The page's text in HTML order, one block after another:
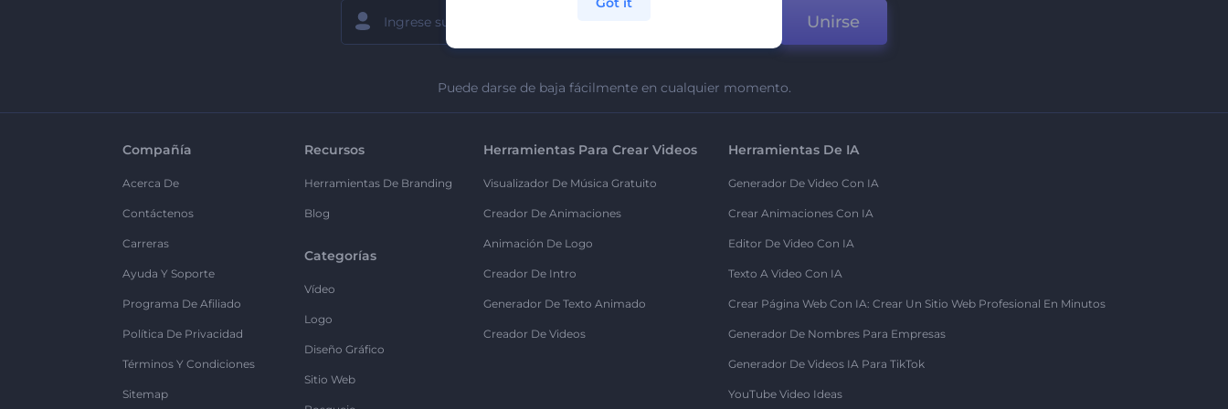
Unirse
Puede darse de baja fácilmente en cualquier momento.
Compañía
Acerca De
Contáctenos
Carreras
Ayuda Y Soporte
Programa De Afiliado
Política De Privacidad
Términos Y Condiciones
Sitemap
Recursos
Herramientas De Branding
Blog
Categorías
Vídeo
Logo
Diseño Gráfico
Sitio Web
Herramientas Para Crear Videos
Visualizador De Música Gratuito
Creador De Animaciones
Animación De Logo
Creador De Intro
Generador De Texto Animado
Creador De Videos
Herramientas De IA
Generador De Video Con IA
Crear Animaciones Con IA
Editor De Video Con IA
Texto A Video Con IA
Crear Página Web Con IA: Crear Un Sitio Web Profesional En Minutos
Generador De Nombres Para Empresas
Generador De Videos IA Para TikTok
YouTube Video Ideas